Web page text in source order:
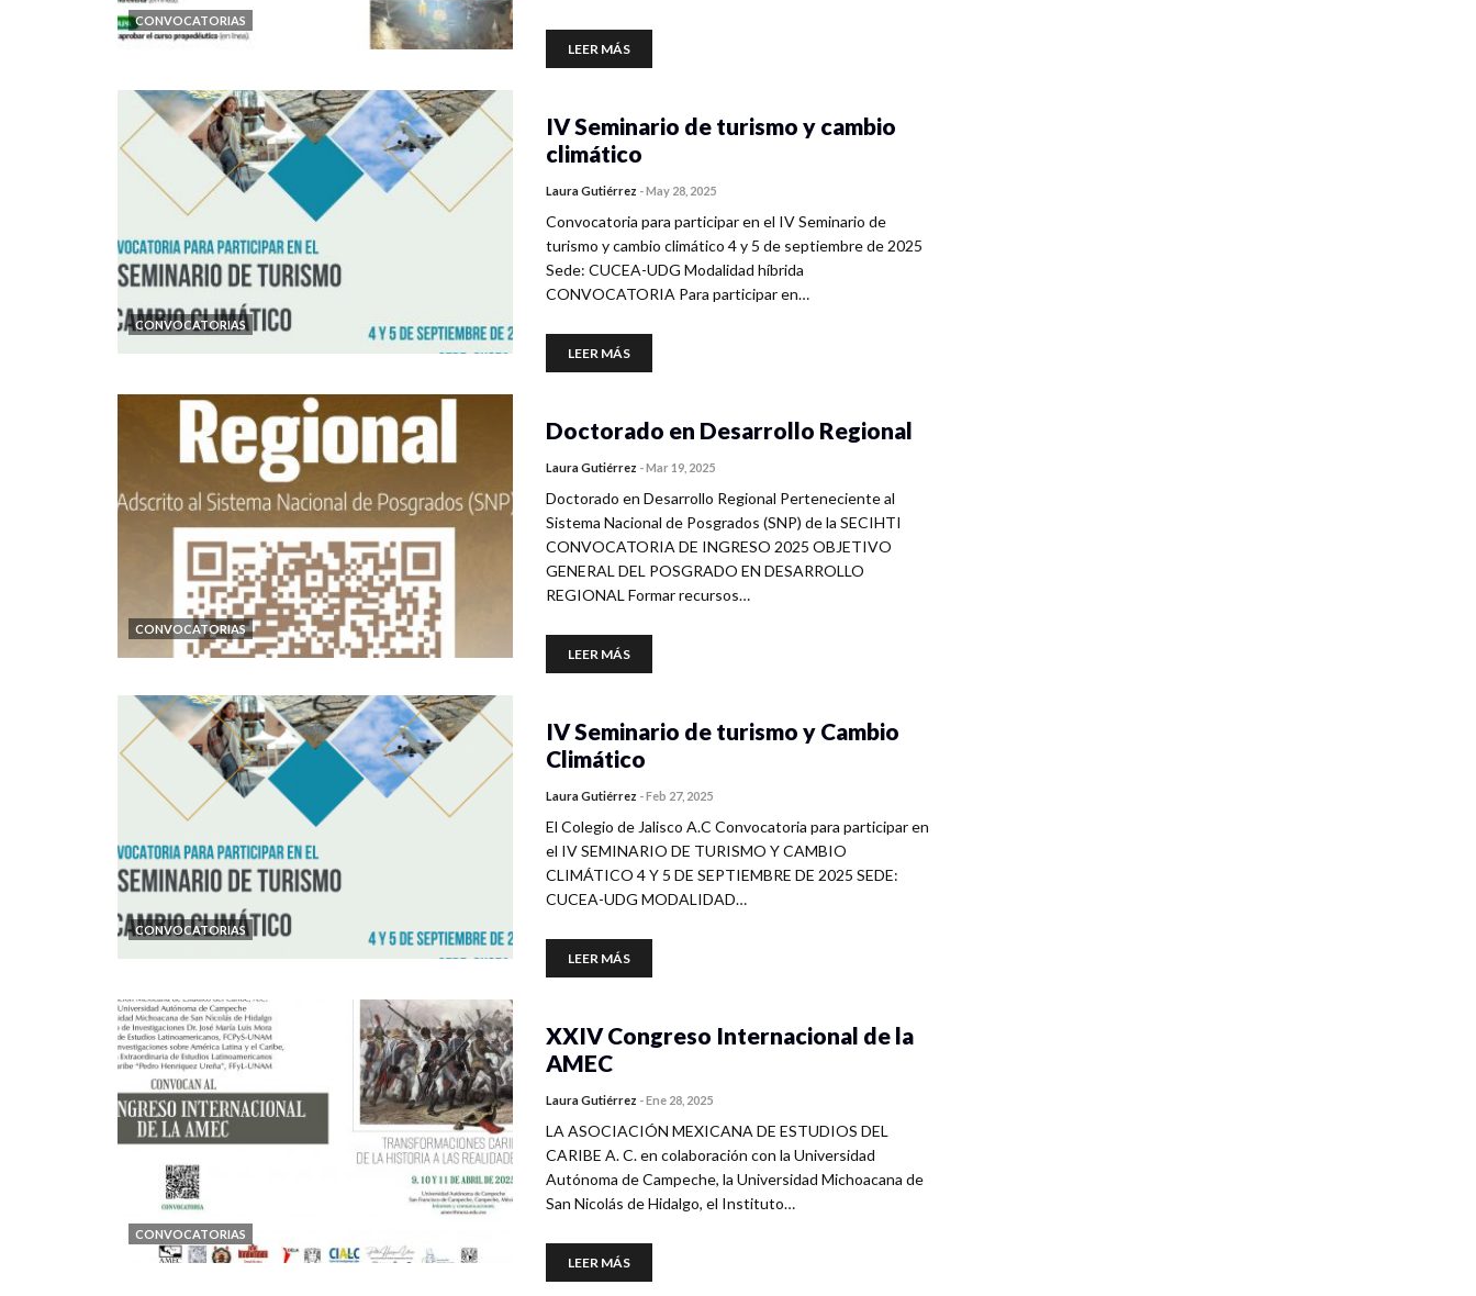
CONVOCATORIAS
LEER MÁS
CONVOCATORIAS
IV Seminario de turismo y cambio
climático
Laura Gutiérrez -May 28, 2025
Convocatoria para participar en el IV Seminario de
turismo y cambio climático 4 y 5 de septiembre de 2025
Sede: CUCEA-UDG Modalidad híbrida
CONVOCATORIA Para participar en…
LEER MÁS
CONVOCATORIAS
Doctorado en Desarrollo Regional
Laura Gutiérrez -Mar 19, 2025
Doctorado en Desarrollo Regional Perteneciente al
Sistema Nacional de Posgrados (SNP) de la SECIHTI
CONVOCATORIA DE INGRESO 2025 OBJETIVO
GENERAL DEL POSGRADO EN DESARROLLO
REGIONAL Formar recursos…
LEER MÁS
CONVOCATORIAS
IV Seminario de turismo y Cambio
Climático
Laura Gutiérrez -Feb 27, 2025
El Colegio de Jalisco A.C Convocatoria para participar en
el IV SEMINARIO DE TURISMO Y CAMBIO
CLIMÁTICO 4 Y 5 DE SEPTIEMBRE DE 2025 SEDE:
CUCEA-UDG MODALIDAD…
LEER MÁS
CONVOCATORIAS
XXIV Congreso Internacional de la
AMEC
Laura Gutiérrez -Ene 28, 2025
LA ASOCIACIÓN MEXICANA DE ESTUDIOS DEL
CARIBE A. C. en colaboración con la Universidad
Autónoma de Campeche, la Universidad Michoacana de
San Nicolás de Hidalgo, el Instituto…
LEER MÁS